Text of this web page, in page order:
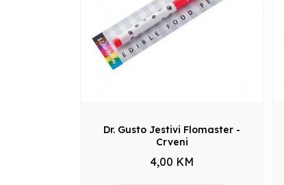
Dr. Gusto Jestivi Flomaster -
Crveni
4,00 KM